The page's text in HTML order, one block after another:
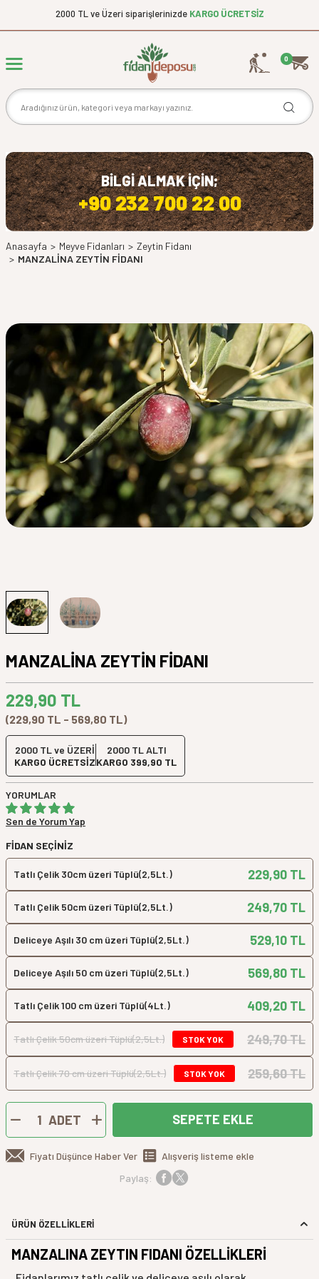
2000 TL ve Üzeri siparişlerinizde KARGO ÜCRETSİZ
0
BİLGİ ALMAK İÇİN;
+90 232 700 22 00
Anasayfa > Meyve Fidanları > Zeytin Fidanı
> MANZALİNA ZEYTİN FİDANI
MANZALİNA ZEYTİN FİDANI
229,90 TL
(229,90 TL - 569,80 TL)
2000 TL ve ÜZERİ
KARGO ÜCRETSİZ
2000 TL ALTI
KARGO 399,90 TL
YORUMLAR
Sen de Yorum Yap
FIDAN SEÇINIZ
Tatlı Çelik 30cm üzeri Tüplü(2,5Lt.) 229,90 TL
Tatlı Çelik 50cm üzeri Tüplü(2,5Lt.) 249,70 TL
Deliceye Aşılı 30 cm üzeri Tüplü(2,5Lt.) 529,10 TL
Deliceye Aşılı 50 cm üzeri Tüplü(2,5Lt.) 569,80 TL
Tatlı Çelik 100 cm üzeri Tüplü(4Lt.) 409,20 TL
Tatlı Çelik 50cm üzeri Tüplü(2,5Lt.) STOK YOK 249,70 TL
Tatlı Çelik 70 cm üzeri Tüplü(2,5Lt.) STOK YOK 259,60 TL
ADET SEPETE EKLE
Alışveriş listeme ekle
Fiyatı Düşünce Haber Ver
Paylaş:
ÜRÜN ÖZELLİKLERİ
MANZALINA ZEYTIN FIDANI ÖZELLİKLERİ